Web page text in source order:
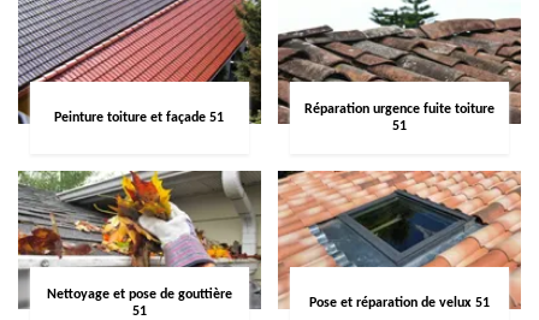
Peinture toiture et façade 51
Réparation urgence fuite toiture
51
Nettoyage et pose de gouttière
51
Pose et réparation de velux 51